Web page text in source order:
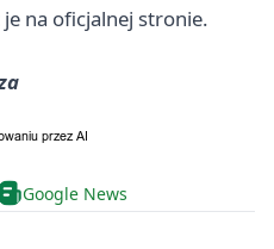
na oficjalnej stronie.
Google News